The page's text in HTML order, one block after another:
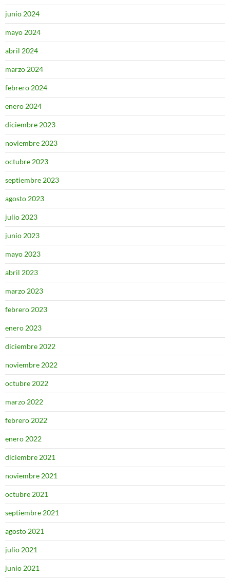
junio 2024
mayo 2024
abril 2024
marzo 2024
febrero 2024
enero 2024
diciembre 2023
noviembre 2023
octubre 2023
septiembre 2023
agosto 2023
julio 2023
junio 2023
mayo 2023
abril 2023
marzo 2023
febrero 2023
enero 2023
diciembre 2022
noviembre 2022
octubre 2022
marzo 2022
febrero 2022
enero 2022
diciembre 2021
noviembre 2021
octubre 2021
septiembre 2021
agosto 2021
julio 2021
junio 2021